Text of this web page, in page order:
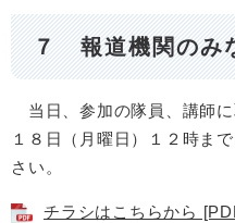
７ 報道機関のみ
当日、参加の隊員、講師
１８日（月曜日）１２時ま
さい。
チラシはこちらから